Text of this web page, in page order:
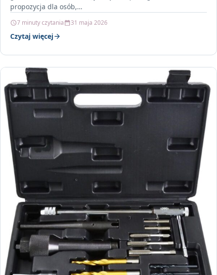
propozycja dla osób,…
7 minuty czytania 31 maja 2026
Czytaj więcej